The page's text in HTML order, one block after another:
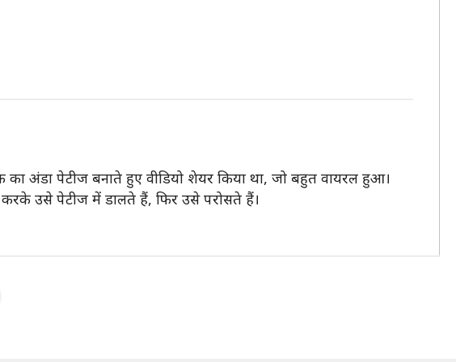
अंडा पेटीज बनाते हुए वीडियो शेयर किया था, जो बहुत वायरल हुआ।
उसे पेटीज में डालते हैं, फिर उसे परोसते हैं।